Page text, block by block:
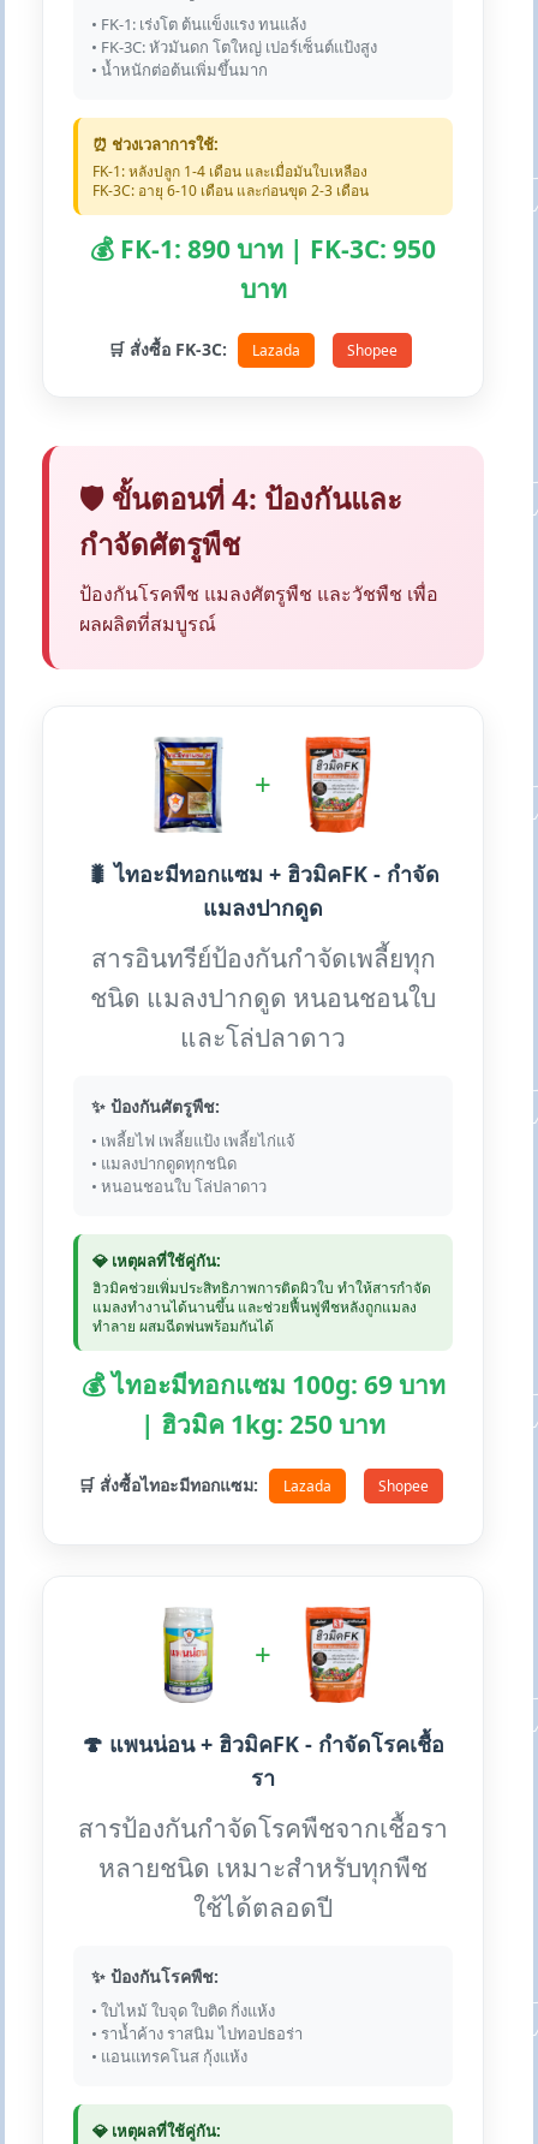
• FK-1: เร่งโต ต้นแข็งแรง ทนแล้ง
• FK-3C: หัวมันดก โตใหญ่ เปอร์เซ็นต์แป้งสูง
• น้ำหนักต่อต้นเพิ่มขึ้นมาก
⏰ ช่วงเวลาการใช้:
FK-1: หลังปลูก 1-4 เดือน และเมื่อมันใบเหลือง
FK-3C: อายุ 6-10 เดือน และก่อนขุด 2-3 เดือน
💰 FK-1: 890 บาท | FK-3C: 950
บาท
🛒 สั่งซื้อ FK-3C: Lazada Shopee
🛡️ ขั้นตอนที่ 4: ป้องกันและ
กำจัดศัตรูพืช
ป้องกันโรคพืช แมลงศัตรูพืช และวัชพืช เพื่อ
ผลผลิตที่สมบูรณ์
+
🐛 ไทอะมีทอกแซม + ฮิวมิคFK - กำจัด
แมลงปากดูด
สารอินทรีย์ป้องกันกำจัดเพลี้ยทุก
ชนิด แมลงปากดูด หนอนชอนใบ
และโล่ปลาดาว
✨ ป้องกันศัตรูพืช:
• เพลี้ยไฟ เพลี้ยแป้ง เพลี้ยไก่แจ้
• แมลงปากดูดทุกชนิด
• หนอนชอนใบ โล่ปลาดาว
💎 เหตุผลที่ใช้คู่กัน:
ฮิวมิคช่วยเพิ่มประสิทธิภาพการติดผิวใบ ทำให้สารกำจัด
แมลงทำงานได้นานขึ้น และช่วยฟื้นฟูพืชหลังถูกแมลง
ทำลาย ผสมฉีดพ่นพร้อมกันได้
💰 ไทอะมีทอกแซม 100g: 69 บาท
| ฮิวมิค 1kg: 250 บาท
🛒 สั่งซื้อไทอะมีทอกแซม: Lazada Shopee
+
🍄 แพนน่อน + ฮิวมิคFK - กำจัดโรคเชื้อ
รา
สารป้องกันกำจัดโรคพืชจากเชื้อรา
หลายชนิด เหมาะสำหรับทุกพืช
ใช้ได้ตลอดปี
✨ ป้องกันโรคพืช:
• ใบไหม้ ใบจุด ใบติด กิ่งแห้ง
• ราน้ำค้าง ราสนิม ไปทอปธอร่า
• แอนแทรคโนส กุ้งแห้ง
💎 เหตุผลที่ใช้คู่กัน: